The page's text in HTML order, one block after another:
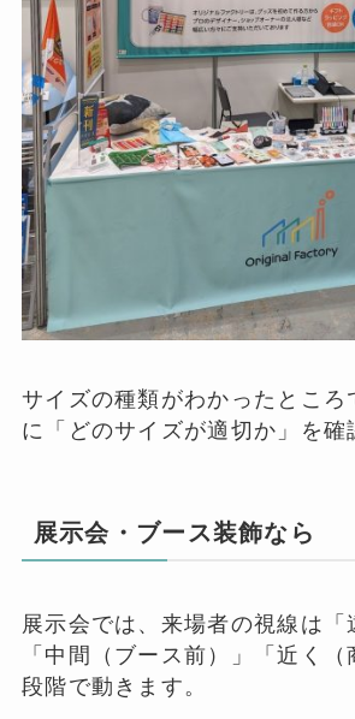
サイズの種類がわかったところ
に「どのサイズが適切か」を確
展示会・ブース装飾なら
展示会では、来場者の視線は「
「中間（ブース前）」「近く
段階で動きます。